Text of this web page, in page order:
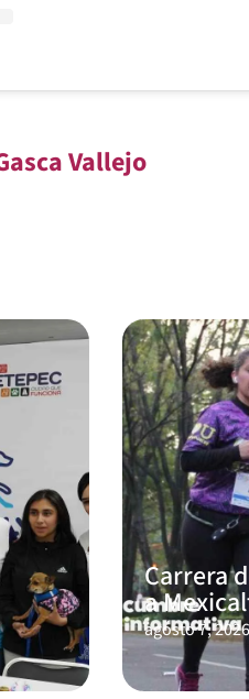
Vallejo
Carrera
a
agosto 7, 2026